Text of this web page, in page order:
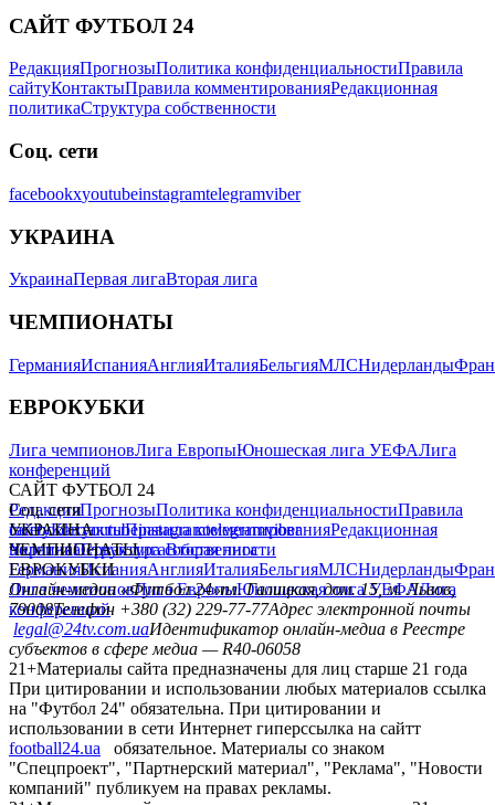
САЙТ ФУТБОЛ 24
РедакцияПрогнозыПолитика конфиденциальностиПравила
сайтуКонтактыПравила комментированияРедакционная
политикаСтруктура собственности
Соц. сети
facebookxyoutubeinstagramtelegramviber
УКРАИНА
УкраинаПервая лигаВторая лига
ЧЕМПИОНАТЫ
ГерманияИспанияАнглияИталияБельгияМЛСНидерланды
ЕВРОКУБКИ
Лига чемпионовЛига ЕвропыЮношеская лига УЕФАЛига
конференций
САЙТ ФУТБОЛ 24
РедакцияПрогнозыПолитика конфиденциальностиПравила
сайтуКонтактыПравила комментированияРедакционная
политикаСтруктура собственности
Соц. сети
facebookxyoutubeinstagramtelegramviber
УКРАИНА
УкраинаПервая лигаВторая лига
ЧЕМПИОНАТЫ
ГерманияИспанияАнглияИталияБельгияМЛСНидерланды
ЕВРОКУБКИ
Лига чемпионовЛига ЕвропыЮношеская лига УЕФАЛига
конференций
Онлайн-медиа «Футбол 24»пл. Галицкая, дом. 15, м. Львов,
79008Телефон +380 (32) 229-77-77Адрес электронной почты
legal@24tv.com.uaИдентификатор онлайн-медиа в Реестре
субъектов в сфере медиа — R40-06058
21+Материалы сайта предназначены для лиц старше 21 года
При цитировании и использовании любых материалов ссылка
на "Футбол 24" обязательна. При цитировании и
использовании в сети Интернет гиперссылка на сайтт
football24.ua
обязательное. Материалы со знаком
"Спецпроект", "Партнерский материал", "Реклама", "Новости
компаний" публикуем на правах рекламы.